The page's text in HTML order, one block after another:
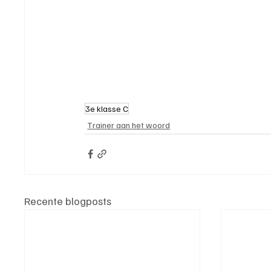
3e klasse C
Trainer aan het woord
Recente blogposts